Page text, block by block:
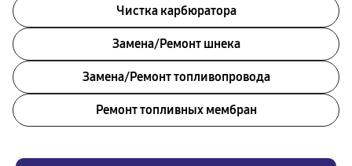
Чистка карбюратора
Замена/Pемонт шнека
Замена/Pемонт топливопровода
Ремонт топливных мембран